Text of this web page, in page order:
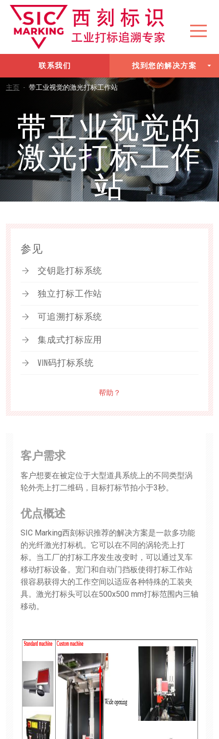
联系我们 找到您的解决方案
主页 - 带工业视觉的激光打标工作站
带工业视觉的
激光打标工作
站
参见
交钥匙打标系统
独立打标工作站
可追溯打标系统
集成式打标应用
VIN码打标系统
帮助？
客户需求
客户想要在被定位于大型道具系统上的不同类型涡
轮外壳上打二维码，目标打标节拍小于3秒。
优点概述
SIC Marking西刻标识推荐的解决方案是一款多功能
的光纤激光打标机。它可以在不同的涡轮壳上打
标。当工厂的打标工序发生改变时，可以通过叉车
移动打标设备。宽门和自动门挡板使得打标工作站
很容易获得大的工作空间以适应各种特殊的工装夹
具。激光打标头可以在500x500 mm打标范围内三轴
移动。